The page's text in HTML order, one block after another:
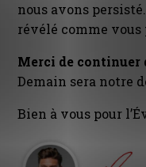
nous avons
révélé comme
Merci de continuer
Demain sera notre
Bien à vous pour